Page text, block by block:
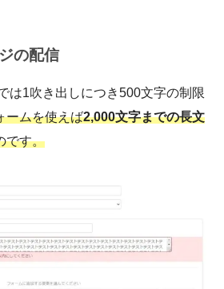
の配信
は1吹き出しにつき500文字の制限
ームを使えば2,000文字までの長文
です。